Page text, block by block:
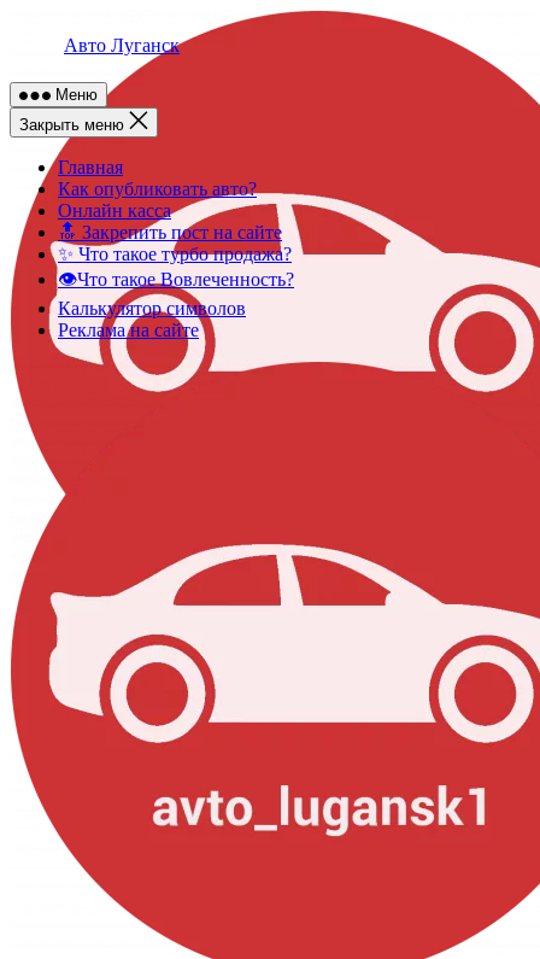
Авто Луганск
Меню
Закрыть меню
Главная
Как опубликовать авто?
Онлайн касса
🔝 Закрепить пост на сайте
✨ Что такое турбо продажа?
👁️Что такое Вовлеченность?
Калькулятор символов
Реклама на сайте